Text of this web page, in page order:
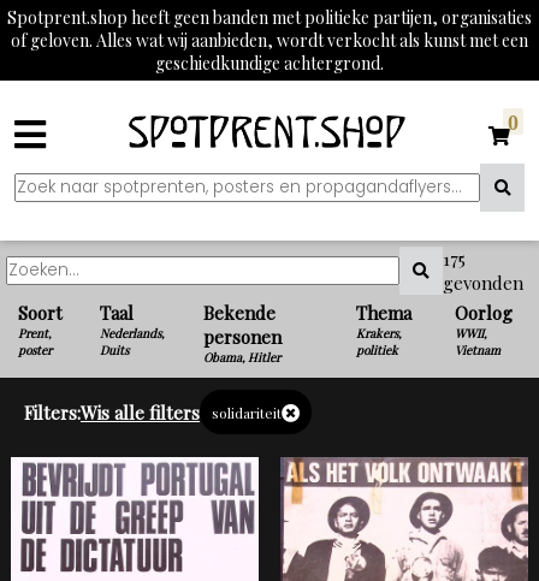
Spotprent.shop heeft geen banden met politieke partijen, organisaties
of geloven. Alles wat wij aanbieden, wordt verkocht als kunst met een
geschiedkundige achtergrond.
0
175
gevonden
Soort
Prent,
poster
Taal
Nederlands,
Duits
Bekende
personen
Obama, Hitler
Thema
Krakers,
politiek
Oorlog
WWII,
Vietnam
Filters:Wis alle filters solidariteit